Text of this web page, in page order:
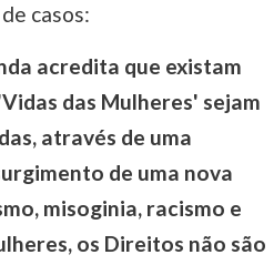
casos:
acredita que existam
das Mulheres' sejam
através de uma
de uma nova
misoginia, racismo e
os Direitos não são